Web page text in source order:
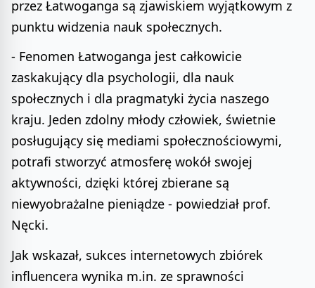
przez Łatwoganga są zjawiskiem wyjątkowym z
punktu widzenia nauk społecznych.
- Fenomen Łatwoganga jest całkowicie
zaskakujący dla psychologii, dla nauk
społecznych i dla pragmatyki życia naszego
kraju. Jeden zdolny młody człowiek, świetnie
posługujący się mediami społecznościowymi,
potrafi stworzyć atmosferę wokół swojej
aktywności, dzięki której zbierane są
niewyobrażalne pieniądze - powiedział prof.
Nęcki.
Jak wskazał, sukces internetowych zbiórek
influencera wynika m.in. ze sprawności